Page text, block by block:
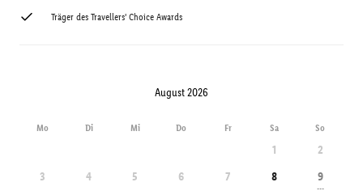
Träger des Travellers' Choice Awards
August 2026
Mo Di Mi Do Fr Sa So
1
2
3
4 5 6 7 8 9
---